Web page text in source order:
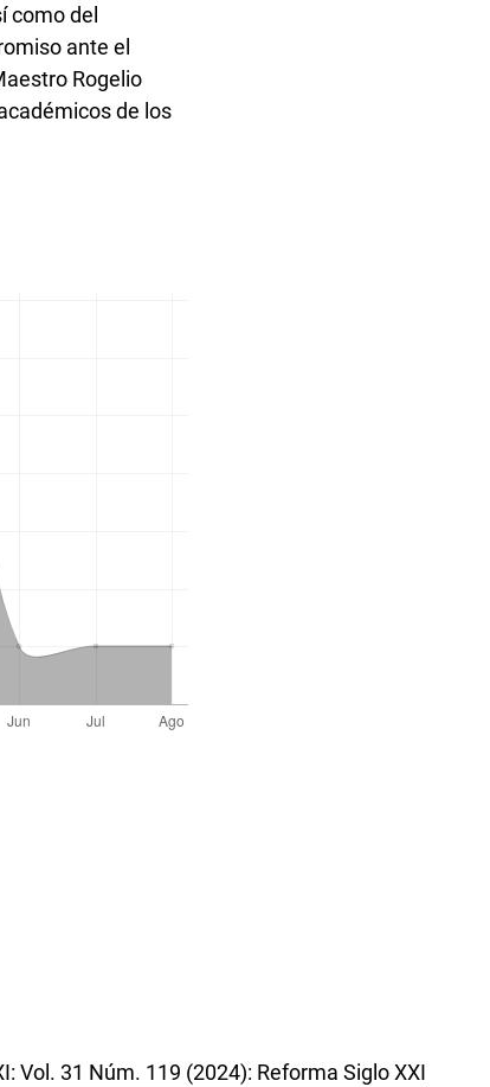
como del
ante el
Rogelio
de los
Vol. 31 Núm. 119 (2024): Reforma Siglo XXI